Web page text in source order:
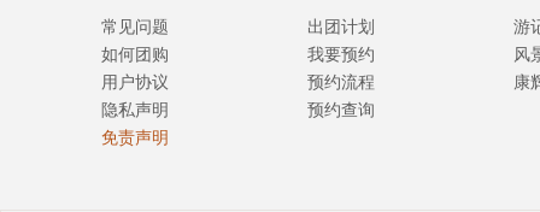
常见问题
如何团购
用户协议
隐私声明
免责声明
出团计划
我要预约
预约流程
预约查询
游
风
康